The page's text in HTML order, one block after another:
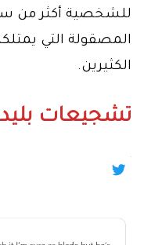
للشخصية أكثر من
المصقولة التي
الكثيرين.
تشجيعات